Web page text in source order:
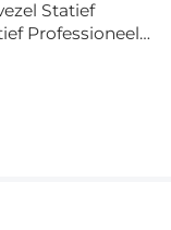
Statief
Professioneel
17.6 lbs Load
Afneembare
C225C0+BH-